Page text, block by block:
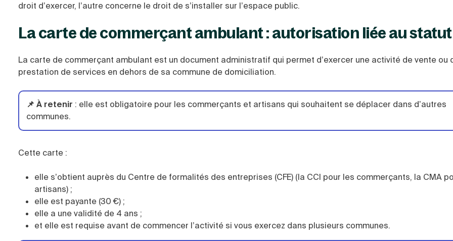
droit d’exercer, l’autre concerne le droit de s’installer sur l’espace public.
La carte de commerçant ambulant : autorisation liée au statut
La carte de commerçant ambulant est un document administratif qui permet d’exercer une activité de vente ou
prestation de services en dehors de sa commune de domiciliation.
📌 À retenir : elle est obligatoire pour les commerçants et artisans qui souhaitent se déplacer dans d’autres
communes.
Cette carte :
elle s’obtient auprès du Centre de formalités des entreprises (CFE) (la CCI pour les commerçants, la CMA
artisans) ;
elle est payante (30 €) ;
elle a une validité de 4 ans ;
et elle est requise avant de commencer l’activité si vous exercez dans plusieurs communes.